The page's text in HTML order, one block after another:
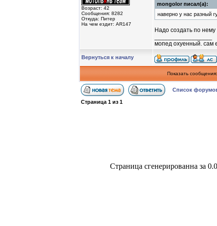
Возраст: 42
Сообщения: 8282
Откуда: Питер
На чем ездит: AR147
mongolor писал(а):
наверно у нас разный
Надо создать по
мопед охуенный. сам
Вернуться к началу
Показать
Список
Страница 1 из 1
Страница сгенерированна за